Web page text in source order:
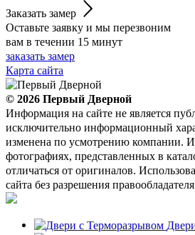
Заказать замер
Оставьте заявку и мы перезвоним
вам в течении 15 минут
заказать замер
Карта сайта
© 2026 Первый Дверной
Информация на сайте не является
исключительно информационный
изменена по усмотрению компании.
фотографиях, представленных в
отличаться от оригиналов.
сайта без разрешения